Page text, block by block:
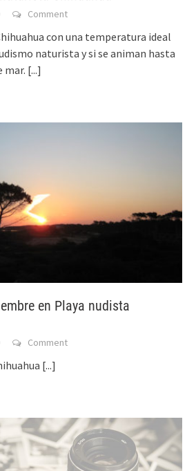
Comment
con una temperatura ideal
naturista y si se animan hasta
mar. [...]
en Playa nudista
Comment
[...]